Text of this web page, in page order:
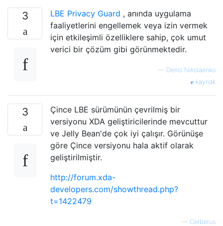
3 LBE Privacy Guard , anında uygulama
faaliyetlerini engellemek veya izin vermek
için etkileşimli özelliklere sahip, çok umut
verici bir çözüm gibi görünmektedir.
— Denis Nikolaenko
kaynak
3
Çince LBE sürümünün çevrilmiş bir
versiyonu XDA geliştiricilerinde mevcuttur
ve Jelly Bean'de çok iyi çalışır. Görünüşe
göre Çince versiyonu hala aktif olarak
geliştirilmiştir.
http://forum.xda-
developers.com/showthread.php?
t=1422479
— Cerberus